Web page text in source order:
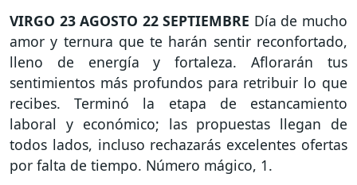
VIRGO 23 AGOSTO 22 SEPTIEMBRE Día de mucho
amor y ternura que te harán sentir reconfortado,
lleno de energía y fortaleza. Aflorarán tus
sentimientos más profundos para retribuir lo que
recibes. Terminó la etapa de estancamiento
laboral y económico; las propuestas llegan de
todos lados, incluso rechazarás excelentes ofertas
por falta de tiempo. Número mágico, 1.